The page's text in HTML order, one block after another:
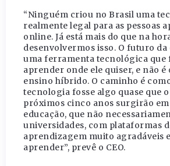
“Ninguém criou no Brasil uma
realmente legal para as pessoas
online. Já está mais do que na
desenvolvermos isso. O futuro da
uma ferramenta tecnológica que
aprender onde ele quiser, e não é
ensino híbrido. O caminho é
tecnologia fosse algo quase que
próximos cinco anos surgirão
educação, que não
universidades, com plataformas
aprendizagem muito agradáveis
aprender”, prevê o CEO.